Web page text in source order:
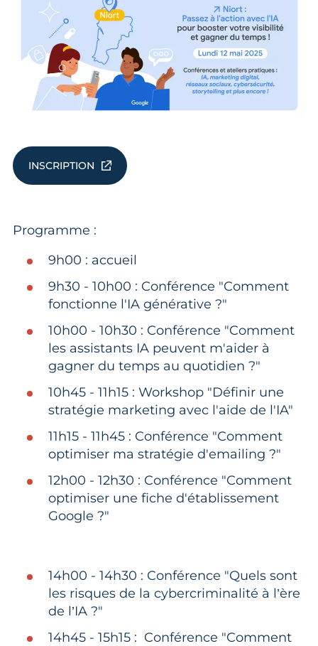
INSCRIPTION
Programme :
9h00 : accueil
9h30 - 10h00 : Conférence "Comment
fonctionne l'IA générative ?"
10h00 - 10h30 : Conférence "Comment
les assistants IA peuvent m'aider à
gagner du temps au quotidien ?"
10h45 - 11h15 : Workshop "Définir une
stratégie marketing avec l'aide de l'IA"
11h15 - 11h45 : Conférence "Comment
optimiser ma stratégie d'emailing ?"
12h00 - 12h30 : Conférence "Comment
optimiser une fiche d'établissement
Google ?"
14h00 - 14h30 : Conférence "Quels sont
les risques de la cybercriminalité à l’ère
de l’IA ?"
14h45 - 15h15 : Conférence "Comment